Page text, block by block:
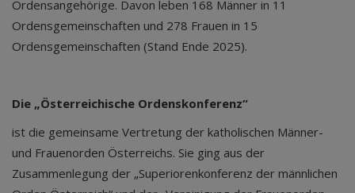
Ordensangehörige. Davon leben 168 Männer in 11
Ordensgemeinschaften und 278 Frauen in 15
Ordensgemeinschaften (Stand Ende 2025).
Die „Österreichische Ordenskonferenz“
ist die gemeinsame Vertretung der katholischen Männer-
und Frauenorden Österreichs. Sie ging aus der
Zusammenlegung der „Superiorenkonferenz der männlichen